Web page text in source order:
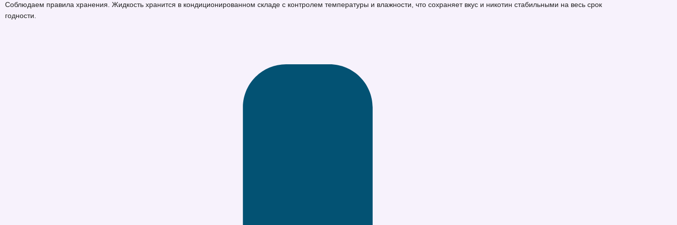
Соблюдаем правила хранения. Жидкость хранится в кондиционированном складе с контролем температуры и влажности, что сохраняет вкус и никотин стабильными на весь срок
годности.